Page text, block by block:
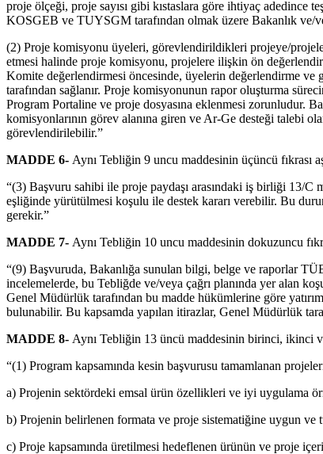
proje ölçeği, proje sayısı gibi kıstaslara göre ihtiyaç
KOSGEB ve TUYSGM tarafından olmak üzere Bakanlık ve/
(2) Proje komisyonu üyeleri, görevlendirildikleri projeye/
etmesi halinde proje komisyonu, projelere ilişkin ön
Komite değerlendirmesi öncesinde, üyelerin değerlendirme
tarafından sağlanır. Proje komisyonunun rapor oluşturma
Program Portaline ve proje dosyasına eklenmesi zorunludur.
komisyonlarının görev alanına giren ve Ar-Ge desteği talebi
görevlendirilebilir.”
MADDE 6- Aynı Tebliğin 9 uncu maddesinin üçüncü fıkrası
“(3) Başvuru sahibi ile proje paydaşı arasındaki iş birliği 13/C
eşliğinde yürütülmesi koşulu ile destek kararı verebilir. Bu
gerekir.”
MADDE 7- Aynı Tebliğin 10 uncu maddesinin dokuzuncu
“(9) Başvuruda, Bakanlığa sunulan bilgi, belge ve raporlar
incelemelerde, bu Tebliğde ve/veya çağrı planında yer alan
Genel Müdürlük tarafından bu madde hükümlerine göre
bulunabilir. Bu kapsamda yapılan itirazlar, Genel Müdürlük
MADDE 8- Aynı Tebliğin 13 üncü maddesinin birinci, ikinci
“(1) Program kapsamında kesin başvurusu tamamlanan
a) Projenin sektördeki emsal ürün özellikleri ve iyi uygulama
b) Projenin belirlenen formata ve proje sistematiğine uygun ve
c) Proje kapsamında üretilmesi hedeflenen ürünün ve proje